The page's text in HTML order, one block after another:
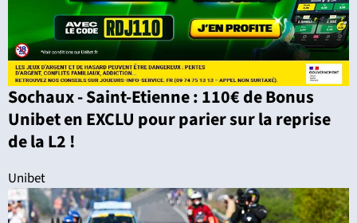
Sochaux - Saint-Etienne : 110€ de Bonus
Unibet en EXCLU pour parier sur la reprise
de la L2 !
Unibet